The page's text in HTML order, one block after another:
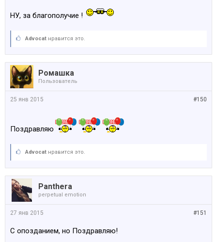
НУ, за благополучие !
Advocat нравится это.
Ромашка
Пользователь
#150
25 янв 2015
Поздравляю
Advocat нравится это.
Panthera
perpetual emotion
#151
27 янв 2015
С опозданием, но Поздравляю!